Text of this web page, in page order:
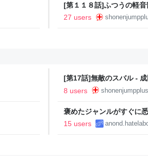
[第１１８話]ふつうの軽
27 users
[第17話]無敵のスバル -
8 users
褒めたジャンルがすぐに
15 users